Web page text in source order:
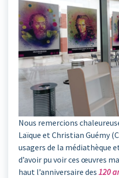
Nous remercions
Laïque et Christian Guémy
usagers de la médiathèque
d’avoir pu voir ces œuvres
haut l’anniversaire des 120